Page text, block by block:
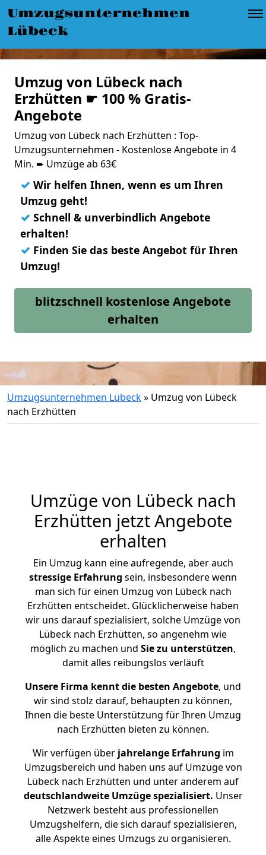
Umzugsunternehmen
Lübeck
Umzug von Lübeck nach
Erzhütten ☛ 100 % Gratis-
Angebote
Umzug von Lübeck nach Erzhütten : Top-
Umzugsunternehmen - Kostenlose Angebote in 4
Min. ➨ Umzüge ab 63€
✓ Wir helfen Ihnen, wenn es um Ihren
Umzug geht!
✓ Schnell & unverbindlich Angebote
erhalten!
✓ Finden Sie das beste Angebot für Ihren
Umzug!
blitzschnell kostenlose Angebote
erhalten
Umzugsunternehmen Lübeck» Umzug von Lübeck
nach Erzhütten
Umzüge von Lübeck nach
Erzhütten jetzt Angebote
erhalten
Ein Umzug kann eine aufregende, aber auch
stressige Erfahrung sein, insbesondere wenn
man sich für einen Umzug von Lübeck nach
Erzhütten entscheidet. Glücklicherweise haben
wir uns darauf spezialisiert, solche Umzüge von
Lübeck nach Erzhütten, so angenehm wie
möglich zu machen und Sie zu unterstützen,
damit alles reibungslos verläuft
Unsere Firma kennt die besten Angebote, und
wir sind stolz darauf, behaupten zu können,
Ihnen die beste Unterstützung für Ihren Umzug
nach Erzhütten bieten zu können.
Wir verfügen überjahrelange Erfahrung im
Umzugsbereich und haben uns auf Umzüge von
Lübeck nach Erzhütten und unter anderem auf
deutschlandweite Umzüge spezialisiert. Unser
Netzwerk besteht aus professionellen
Umzugshelfern, die sich darauf spezialisieren,
alle Aspekte eines Umzugs zu organisieren.